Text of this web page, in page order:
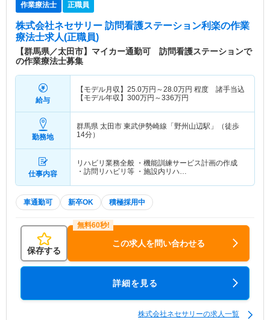
作業療法士 正職員
株式会社ネセサリー 訪問看護ステーション利楽の作業
療法士求人(正職員)
【群馬県／太田市】マイカー通勤可 訪問看護ステーションで
の作業療法士募集
給与
【モデル月収】 25.0万円～28.0万円 程度 諸手当込
【モデル年収】 300万円～336万円
勤務地
群馬県 太田市 東武伊勢崎線「野州山辺駅」（徒歩
14分）
仕事内容
リハビリ業務全般 ・機能訓練サービス計画の作成
・訪問リハビリ等 ・施設内リハ…
車通勤可 新卒OK 積極採用中
保存する
この求人を問い合わせる
詳細を見る
株式会社ネセサリーの求人一覧